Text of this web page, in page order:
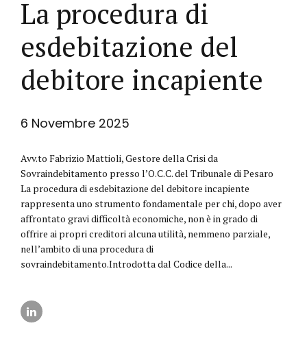
La procedura di
esdebitazione del
debitore incapiente
6 Novembre 2025
Avv.to Fabrizio Mattioli, Gestore della Crisi da
Sovraindebitamento presso l’O.C.C. del Tribunale di Pesaro
La procedura di esdebitazione del debitore incapiente
rappresenta uno strumento fondamentale per chi, dopo aver
affrontato gravi difficoltà economiche, non è in grado di
offrire ai propri creditori alcuna utilità, nemmeno parziale,
nell’ambito di una procedura di
sovraindebitamento.Introdotta dal Codice della...